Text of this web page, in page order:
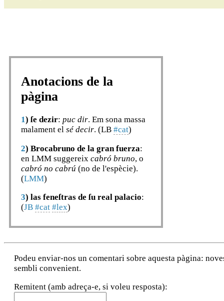
Anotacions de la
pàgina
1) ſe dezir: puc dir. Em sona massa
malament el sé decir. (LB #cat)
2) Brocabruno de la gran fuerza:
en LMM suggereix cabró bruno, o
cabró no cabrú (no de l'espècie).
(LMM)
3) las feneſtras de ſu real palacio:
(JB #cat #lex)
Podeu enviar-nos un comentari sobre aquesta pàgina:
sembli convenient.
Remitent (amb adreça-e, si voleu resposta):